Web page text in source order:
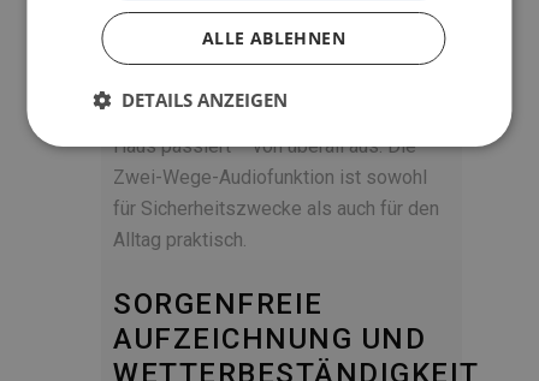
Lautsprecher ermöglichen eine Zwei-
Wege-Kommunikation über die mobile
sprechen oder überprüfen, was vor dem
Haus passiert – von überall aus. Die
Zwei-Wege-Audiofunktion ist sowohl
für Sicherheitszwecke als auch für den
Alltag praktisch.
SORGENFREIE
AUFZEICHNUNG UND
WETTERBESTÄNDIGKEIT
ALLE ABLEHNEN
DETAILS ANZEIGEN